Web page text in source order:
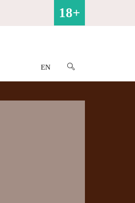
18+
EN